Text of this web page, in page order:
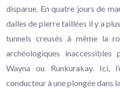
disparue. En quatre jours de
dalles de pierre taillées il y a
tunnels creusés à même la
archéologiques
Wayna ou Runkurakay. Ici,
conducteur à une plongée dans